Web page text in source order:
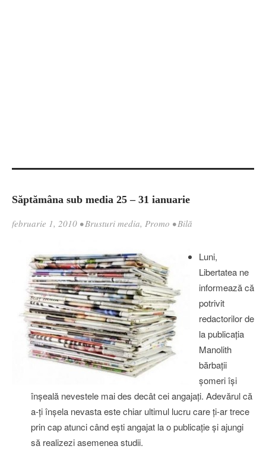
Săptămâna sub media 25 – 31 ianuarie
februarie 1, 2010 •Brusturi media, Promo •Bilă
Luni,
Libertatea ne
informează că
potrivit
redactorilor de
la publicaţia
Manolith
bărbaţii
şomeri îşi
înşeală nevestele mai des decât cei angajaţi. Adevărul că
a-ţi înşela nevasta este chiar ultimul lucru care ţi-ar trece
prin cap atunci când eşti angajat la o publicaţie şi ajungi
să realizezi asemenea studii.